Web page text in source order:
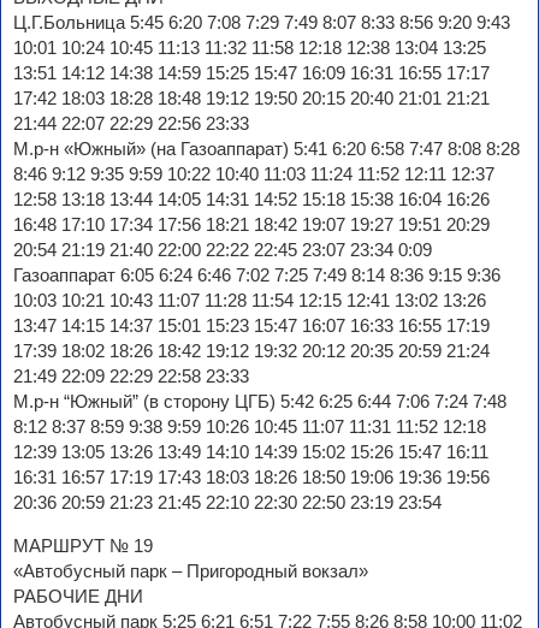
Ц.Г.Больница 5:45 6:20 7:08 7:29 7:49 8:07 8:33 8:56 9:20 9:43
10:01 10:24 10:45 11:13 11:32 11:58 12:18 12:38 13:04 13:25
13:51 14:12 14:38 14:59 15:25 15:47 16:09 16:31 16:55 17:17
17:42 18:03 18:28 18:48 19:12 19:50 20:15 20:40 21:01 21:21
21:44 22:07 22:29 22:56 23:33
М.р-н «Южный» (на Газоаппарат) 5:41 6:20 6:58 7:47 8:08 8:28
8:46 9:12 9:35 9:59 10:22 10:40 11:03 11:24 11:52 12:11 12:37
12:58 13:18 13:44 14:05 14:31 14:52 15:18 15:38 16:04 16:26
16:48 17:10 17:34 17:56 18:21 18:42 19:07 19:27 19:51 20:29
20:54 21:19 21:40 22:00 22:22 22:45 23:07 23:34 0:09
Газоаппарат 6:05 6:24 6:46 7:02 7:25 7:49 8:14 8:36 9:15 9:36
10:03 10:21 10:43 11:07 11:28 11:54 12:15 12:41 13:02 13:26
13:47 14:15 14:37 15:01 15:23 15:47 16:07 16:33 16:55 17:19
17:39 18:02 18:26 18:42 19:12 19:32 20:12 20:35 20:59 21:24
21:49 22:09 22:29 22:58 23:33
М.р-н “Южный” (в сторону ЦГБ) 5:42 6:25 6:44 7:06 7:24 7:48
8:12 8:37 8:59 9:38 9:59 10:26 10:45 11:07 11:31 11:52 12:18
12:39 13:05 13:26 13:49 14:10 14:39 15:02 15:26 15:47 16:11
16:31 16:57 17:19 17:43 18:03 18:26 18:50 19:06 19:36 19:56
20:36 20:59 21:23 21:45 22:10 22:30 22:50 23:19 23:54
МАРШРУТ № 19
«Автобусный парк – Пригородный вокзал»
РАБОЧИЕ ДНИ
Автобусный парк 5:25 6:21 6:51 7:22 7:55 8:26 8:58 10:00 11:02